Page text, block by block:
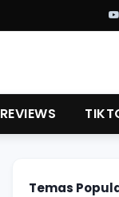
REVIEWS
Temas